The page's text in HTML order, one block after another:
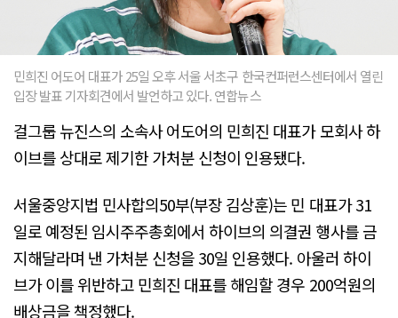
민희진 어도어 대표가 25일 오후 서울 서초구 한국컨퍼런스센터에서 열린
입장 발표 기자회견에서 발언하고 있다. 연합뉴스
걸그룹 뉴진스의 소속사 어도어의 민희진 대표가 모회사 하
이브를 상대로 제기한 가처분 신청이 인용됐다.
서울중앙지법 민사합의50부(부장 김상훈)는 민 대표가 31
일로 예정된 임시주주총회에서 하이브의 의결권 행사를 금
지해달라며 낸 가처분 신청을 30일 인용했다. 아울러 하이
브가 이를 위반하고 민희진 대표를 해임할 경우 200억원의
배상금을 책정했다.